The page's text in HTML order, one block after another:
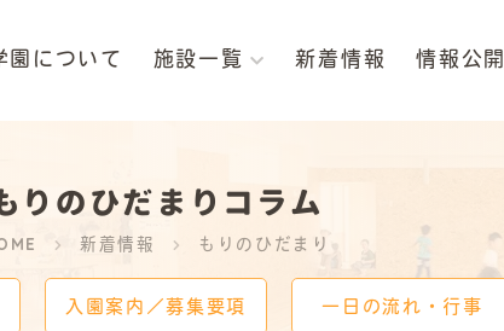
園について 施設一覧
けぼの
もりのひだまり
新着情報 情報公開
あけぼの
りのひだまりコラム
新着情報 もりのひだまり
入園案内／募集要項 一日の流れ・行事